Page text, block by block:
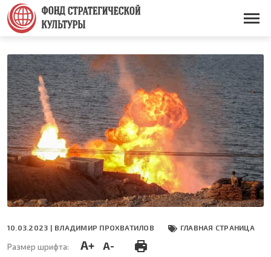
Перейти
основному
содержанию
Основная
10.03.2023 | ВЛАДИМИР ПРОХВАТИЛОВ ГЛАВНАЯ СТРАНИЦА
Размер шрифта: A+ A-